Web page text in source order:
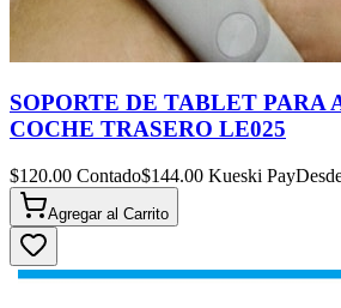
SOPORTE DE TABLET PARA
COCHE TRASERO LE025
$120.00 Contado$144.00 Kueski Pay
Agregar al Carrito